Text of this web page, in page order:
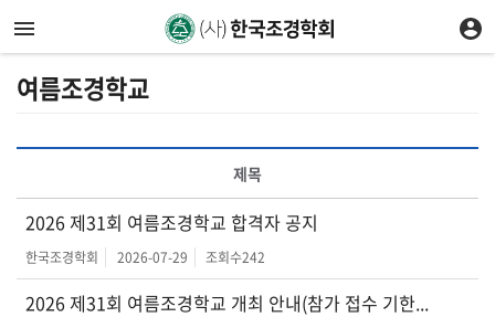
여름조경학교
제목
2026 제31회 여름조경학교 합격자 공지
한국조경학회 2026-07-29 조회수242
2026 제31회 여름조경학교 개최 안내(참가 접수 기한...